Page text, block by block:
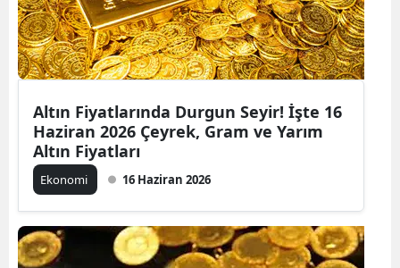
Altın Fiyatlarında Durgun Seyir! İşte 16
Haziran 2026 Çeyrek, Gram ve Yarım
Altın Fiyatları
Ekonomi 16 Haziran 2026